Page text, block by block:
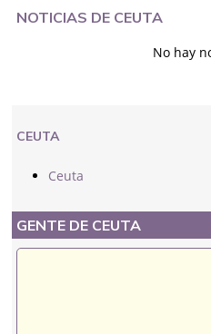
NOTICIAS DE CEUTA
No hay
CEUTA
Ceuta
GENTE DE CEUTA